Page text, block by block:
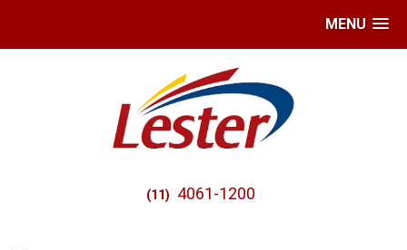
MENU
(11) 4061-1200